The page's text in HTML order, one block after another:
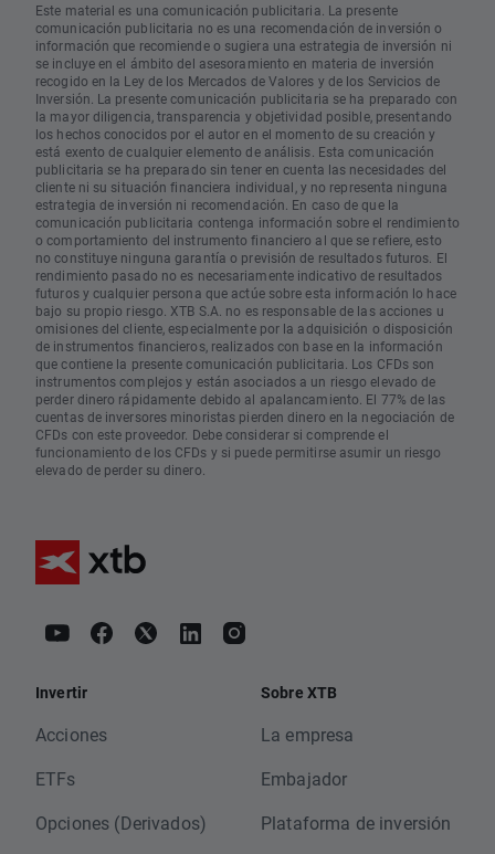
Este material es una comunicación publicitaria. La presente
comunicación publicitaria no es una recomendación de inversión o
información que recomiende o sugiera una estrategia de inversión ni
se incluye en el ámbito del asesoramiento en materia de inversión
recogido en la Ley de los Mercados de Valores y de los Servicios de
Inversión. La presente comunicación publicitaria se ha preparado con
la mayor diligencia, transparencia y objetividad posible, presentando
los hechos conocidos por el autor en el momento de su creación y
está exento de cualquier elemento de análisis. Esta comunicación
publicitaria se ha preparado sin tener en cuenta las necesidades del
cliente ni su situación financiera individual, y no representa ninguna
estrategia de inversión ni recomendación. En caso de que la
comunicación publicitaria contenga información sobre el rendimiento
o comportamiento del instrumento financiero al que se refiere, esto
no constituye ninguna garantía o previsión de resultados futuros. El
rendimiento pasado no es necesariamente indicativo de resultados
futuros y cualquier persona que actúe sobre esta información lo hace
bajo su propio riesgo. XTB S.A. no es responsable de las acciones u
omisiones del cliente, especialmente por la adquisición o disposición
de instrumentos financieros, realizados con base en la información
que contiene la presente comunicación publicitaria. Los CFDs son
instrumentos complejos y están asociados a un riesgo elevado de
perder dinero rápidamente debido al apalancamiento. El 77% de las
cuentas de inversores minoristas pierden dinero en la negociación de
CFDs con este proveedor. Debe considerar si comprende el
funcionamiento de los CFDs y si puede permitirse asumir un riesgo
elevado de perder su dinero.
Invertir
Acciones
ETFs
Opciones (Derivados)
Sobre XTB
La empresa
Embajador
Plataforma de inversión